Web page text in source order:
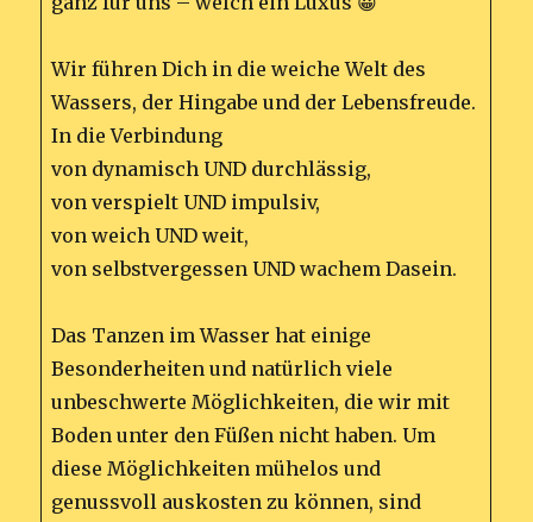
Wir führen Dich in die weiche Welt des
Wassers, der Hingabe und der Lebensfreude.
In die Verbindung
von dynamisch UND durchlässig,
von verspielt UND impulsiv,
von weich UND weit,
von selbstvergessen UND wachem Dasein.
Das Tanzen im Wasser hat einige
Besonderheiten und natürlich viele
unbeschwerte Möglichkeiten, die wir mit
Boden unter den Füßen nicht haben. Um
diese Möglichkeiten mühelos und
genussvoll auskosten zu können, sind